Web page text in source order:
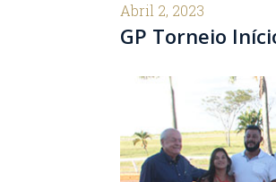
Abril 2, 2023
GP Torneio